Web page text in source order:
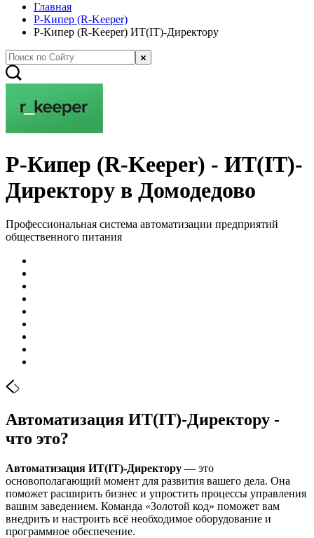
Главная
Р-Кипер (R-Keeper)
Р-Кипер (R-Keeper) ИТ(IT)-Директору
Р-Кипер (R-Keeper) - ИТ(IT)-
Директору в Домодедово
Профессиональная система автоматизации предприятий
общественного питания
Автоматизация ИТ(IT)-Директору -
что это?
Автоматизация ИТ(IT)-Директору — это
основополагающий момент для развития вашего дела. Она
поможет расширить бизнес и упростить процессы управления
вашим заведением. Команда «Золотой код» поможет вам
внедрить и настроить всё необходимое оборудование и
программное обеспечение.